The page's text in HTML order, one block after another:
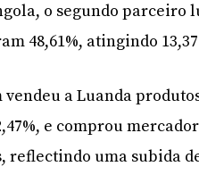
o segundo parceiro
48,61%, atingindo
vendeu a Luanda
e comprou
reflectindo uma subida